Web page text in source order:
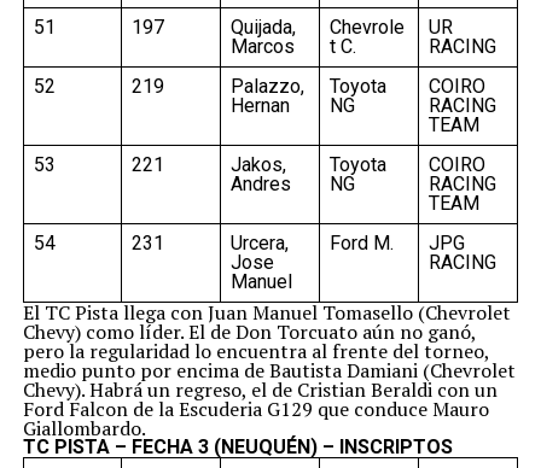
51
197
Quijada,
Marcos
Chevrole
t C.
UR
RACING
52
219
Palazzo,
Hernan
Toyota
NG
COIRO
RACING
TEAM
53
221
Jakos,
Andres
Toyota
NG
COIRO
RACING
TEAM
54
231
Urcera,
Jose
Manuel
Ford M.
JPG
RACING
El TC Pista llega con Juan Manuel Tomasello (Chevrolet
Chevy) como líder. El de Don Torcuato aún no ganó,
pero la regularidad lo encuentra al frente del torneo,
medio punto por encima de Bautista Damiani (Chevrolet
Chevy). Habrá un regreso, el de Cristian Beraldi con un
Ford Falcon de la Escuderia G129 que conduce Mauro
Giallombardo.
TC PISTA – FECHA 3 (NEUQUÉN) – INSCRIPTOS